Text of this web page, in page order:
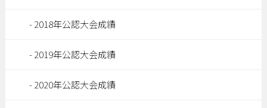
2018年公認大会成績
2019年公認大会成績
2020年公認大会成績